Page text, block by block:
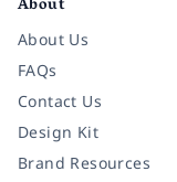
About
About Us
FAQs
Contact Us
Design Kit
Brand Resources